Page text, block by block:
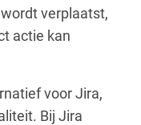
verplaatst,
actie kan
voor Jira,
Bij Jira